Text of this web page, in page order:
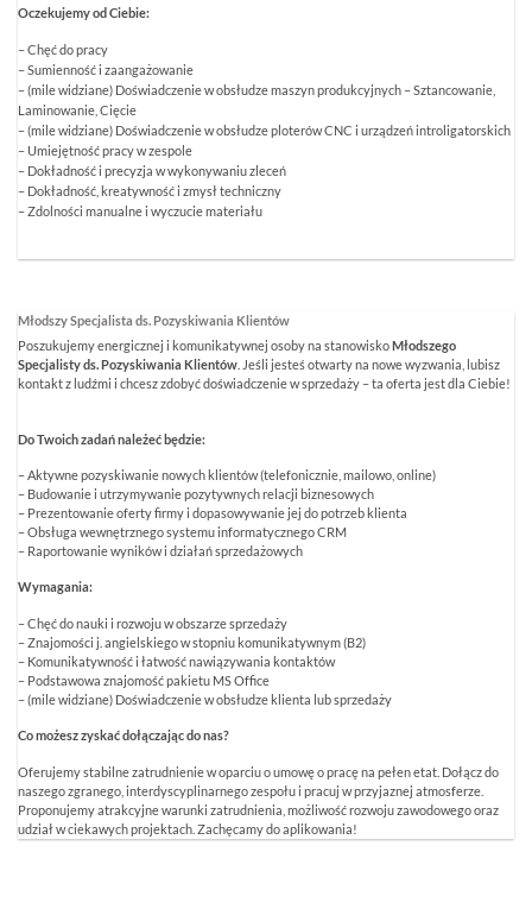
Oczekujemy od Ciebie:
– Chęć do pracy
– Sumienność i zaangażowanie
– (mile widziane) Doświadczenie w obsłudze maszyn produkcyjnych – Sztancowanie,
Laminowanie, Cięcie
– (mile widziane) Doświadczenie w obsłudze ploterów CNC i urządzeń introligatorskich
– Umiejętność pracy w zespole
– Dokładność i precyzja w wykonywaniu zleceń
– Dokładność, kreatywność i zmysł techniczny
– Zdolności manualne i wyczucie materiału
Młodszy Specjalista ds. Pozyskiwania Klientów
Poszukujemy energicznej i komunikatywnej osoby na stanowiskoMłodszego
Specjalisty ds. Pozyskiwania Klientów . Jeśli jesteś otwarty na nowe wyzwania, lubisz
kontakt z ludźmi i chcesz zdobyć doświadczenie w sprzedaży – ta oferta jest dla Ciebie!
Do Twoich zadań należeć będzie:
– Aktywne pozyskiwanie nowych klientów (telefonicznie, mailowo, online)
– Budowanie i utrzymywanie pozytywnych relacji biznesowych
– Prezentowanie oferty firmy i dopasowywanie jej do potrzeb klienta
– Obsługa wewnętrznego systemu informatycznego CRM
– Raportowanie wyników i działań sprzedażowych
Wymagania:
– Chęć do nauki i rozwoju w obszarze sprzedaży
– Znajomości j. angielskiego w stopniu komunikatywnym (B2)
– Komunikatywność i łatwość nawiązywania kontaktów
– Podstawowa znajomość pakietu MS Office
– (mile widziane) Doświadczenie w obsłudze klienta lub sprzedaży
Co możesz zyskać dołączając do nas?
Oferujemy stabilne zatrudnienie w oparciu o umowę o pracę na pełen etat. Dołącz do
naszego zgranego, interdyscyplinarnego zespołu i pracuj w przyjaznej atmosferze.
Proponujemy atrakcyjne warunki zatrudnienia, możliwość rozwoju zawodowego oraz
udział w ciekawych projektach. Zachęcamy do aplikowania!